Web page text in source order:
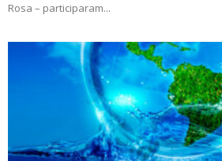
Rosa – participaram...